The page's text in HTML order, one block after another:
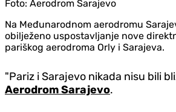
Foto: Aerodrom Sarajevo
Na Međunarodnom aerodromu
obilježeno uspostavljanje nove
pariškog aerodroma Orly i Sarajeva.
"Pariz i Sarajevo nikada nisu bili
Aerodrom Sarajevo.